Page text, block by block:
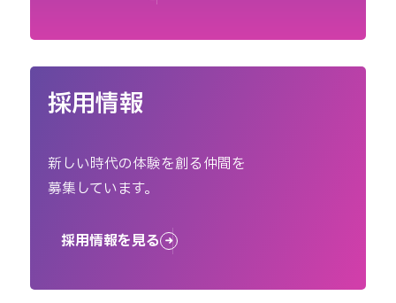
採用情報
新しい時代の体験を創る仲間を
募集しています。
採用情報を見る